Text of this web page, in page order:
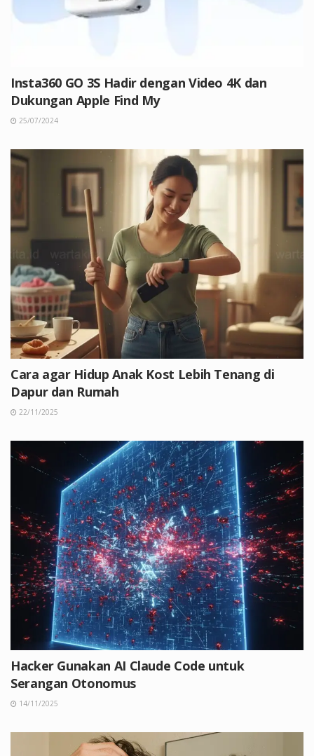
Insta360 GO 3S Hadir dengan Video 4K dan
Dukungan Apple Find My
25/07/2024
Cara agar Hidup Anak Kost Lebih Tenang di
Dapur dan Rumah
22/11/2025
Hacker Gunakan AI Claude Code untuk
Serangan Otonomus
14/11/2025